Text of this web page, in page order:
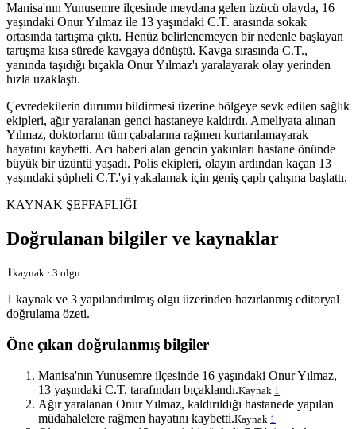
Manisa'nın Yunusemre ilçesinde meydana gelen üzücü olayda, 16
yaşındaki Onur Yılmaz ile 13 yaşındaki C.T. arasında sokak
ortasında tartışma çıktı. Henüz belirlenemeyen bir nedenle başlayan
tartışma kısa sürede kavgaya dönüştü. Kavga sırasında C.T.,
yanında taşıdığı bıçakla Onur Yılmaz'ı yaralayarak olay yerinden
hızla uzaklaştı.
Çevredekilerin durumu bildirmesi üzerine bölgeye sevk edilen sağlık
ekipleri, ağır yaralanan genci hastaneye kaldırdı. Ameliyata alınan
Yılmaz, doktorların tüm çabalarına rağmen kurtarılamayarak
hayatını kaybetti. Acı haberi alan gencin yakınları hastane önünde
büyük bir üzüntü yaşadı. Polis ekipleri, olayın ardından kaçan 13
yaşındaki şüpheli C.T.'yi yakalamak için geniş çaplı çalışma başlattı.
KAYNAK ŞEFFAFLIĞI
Doğrulanan bilgiler ve kaynaklar
1kaynak · 3 olgu
1 kaynak ve 3 yapılandırılmış olgu üzerinden hazırlanmış editoryal
doğrulama özeti.
Öne çıkan doğrulanmış bilgiler
Manisa'nın Yunusemre ilçesinde 16 yaşındaki Onur Yılmaz,
13 yaşındaki C.T. tarafından bıçaklandı.Kaynak 1
Ağır yaralanan Onur Yılmaz, kaldırıldığı hastanede yapılan
müdahalelere rağmen hayatını kaybetti.Kaynak 1